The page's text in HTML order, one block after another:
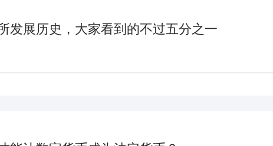
发展历史，大家看到的不过五分之一